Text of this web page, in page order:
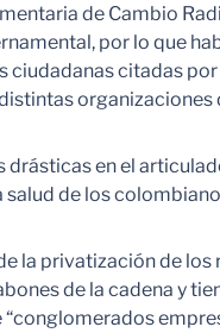
de Cambio
por lo que
citadas por
en el
de los
la privatización de
de la cadena y